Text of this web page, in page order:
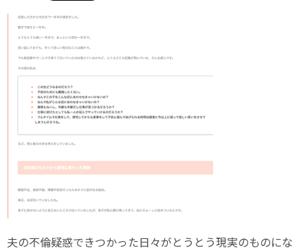
夫の不倫疑惑できつかった日々がとうとう現実のものにな